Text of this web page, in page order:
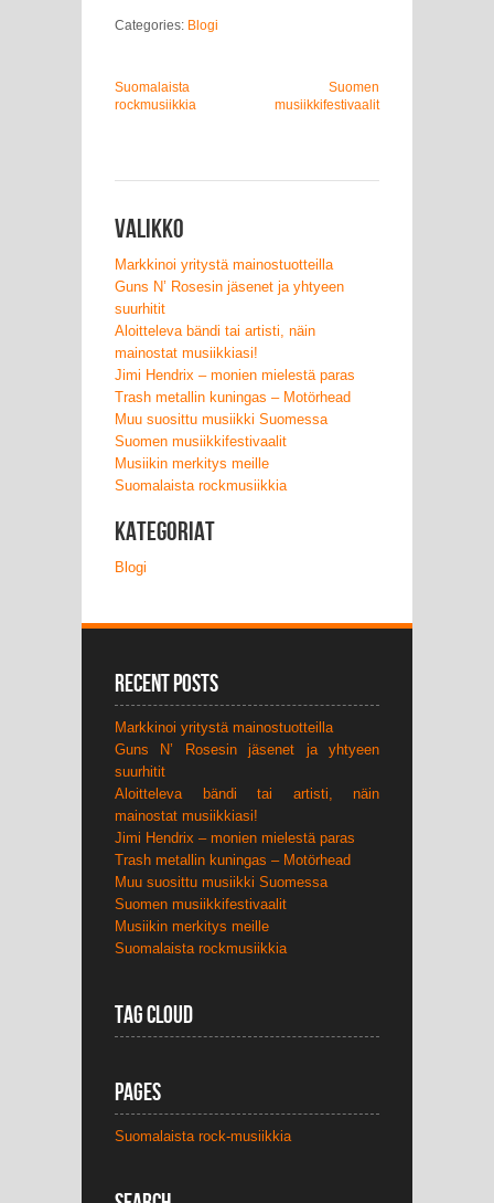
Categories: Blogi
Suomalaista
rockmusiikkia
Suomen
musiikkifestivaalit
Valikko
Markkinoi yritystä mainostuotteilla
Guns N’ Rosesin jäsenet ja yhtyeen
suurhitit
Aloitteleva bändi tai artisti, näin
mainostat musiikkiasi!
Jimi Hendrix – monien mielestä paras
Trash metallin kuningas – Motörhead
Muu suosittu musiikki Suomessa
Suomen musiikkifestivaalit
Musiikin merkitys meille
Suomalaista rockmusiikkia
Kategoriat
Blogi
Recent Posts
Markkinoi yritystä mainostuotteilla
Guns N’ Rosesin jäsenet ja yhtyeen
suurhitit
Aloitteleva bändi tai artisti, näin
mainostat musiikkiasi!
Jimi Hendrix – monien mielestä paras
Trash metallin kuningas – Motörhead
Muu suosittu musiikki Suomessa
Suomen musiikkifestivaalit
Musiikin merkitys meille
Suomalaista rockmusiikkia
Tag Cloud
Pages
Suomalaista rock-musiikkia